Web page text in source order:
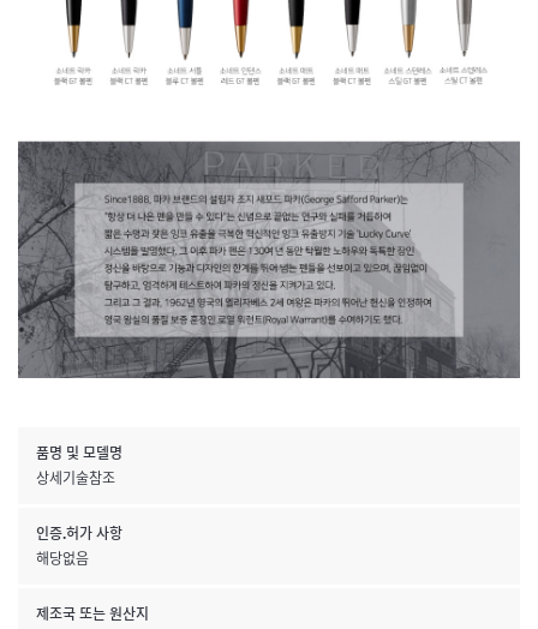
품명 및 모델명
상세기술참조
인증.허가 사항
해당없음
제조국 또는 원산지